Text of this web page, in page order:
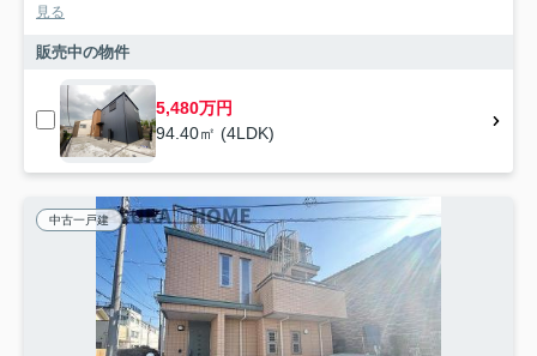
見る
販売中の物件
5,480万円
94.40㎡ (4LDK)
中古一戸建